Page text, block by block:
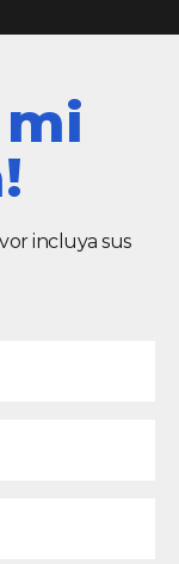
mi
incluya sus